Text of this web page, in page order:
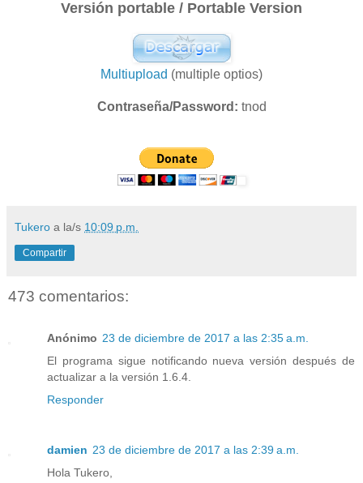
Versión portable / Portable Version
Multiupload (multiple optios)
Contraseña/Password: tnod
Tukero a la/s 10:09 p.m.
Compartir
473 comentarios:
Anónimo 23 de diciembre de 2017 a las 2:35 a.m.
El programa sigue notificando nueva versión después de
actualizar a la versión 1.6.4.
Responder
damien 23 de diciembre de 2017 a las 2:39 a.m.
Hola Tukero,